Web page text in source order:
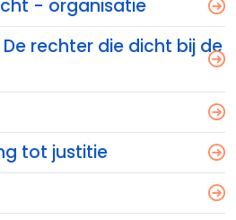
- organisatie
rechter die dicht bij de
tot justitie